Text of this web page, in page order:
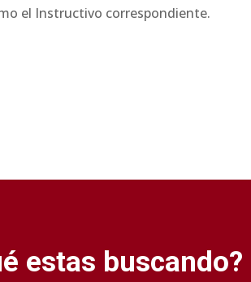
el Instructivo correspondiente.
estas buscando?